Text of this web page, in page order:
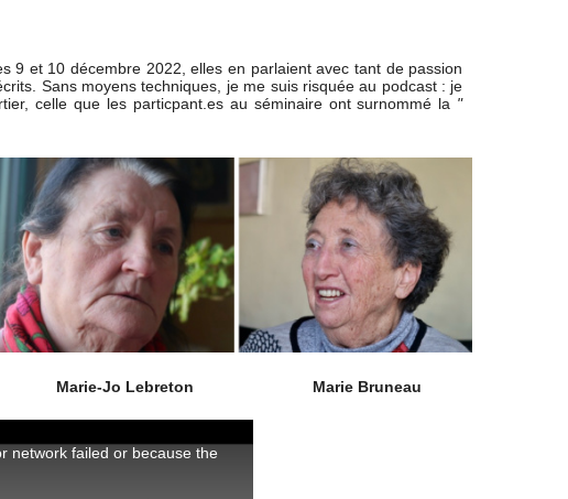
9 et 10 décembre 2022, elles en parlaient avec tant de passion
Sans moyens techniques, je me suis risquée au podcast : je
celle que les particpant.es au séminaire ont surnommé la "
Jo Lebreton Marie Bruneau